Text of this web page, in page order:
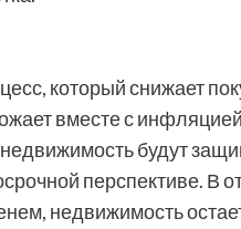
который снижает
вместе с
будут
перспективе. В
недвижимость